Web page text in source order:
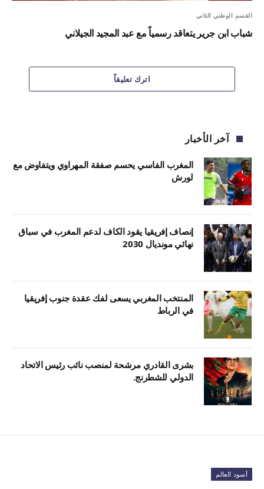
القسم الوطني الثاني
شباب ابن جرير يتعاقد رسمياً مع عبد المجيد الجيلاني
اترك تعليقاً
آخر الأخبار
المغرب الفاسي يحسم صفقة المهراوي ويتفاوض مع
لورش
إنصاف إفريقيا يقود الكاف لدعم المغرب في سباق
نهائي مونديال 2030
المنتخب المغربي يسعى لفك عقدة جنوب إفريقيا
في الرباط
بشرى القادري مرشحة لمنصب نائب رئيس الاتحاد
الدولي للشطرنج.
أسود العالم